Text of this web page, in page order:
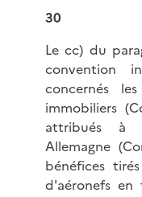
30
Le cc) du
convention
concernés
immobiliers
attribués à
Allemagne
bénéfices
d'aéronefs en